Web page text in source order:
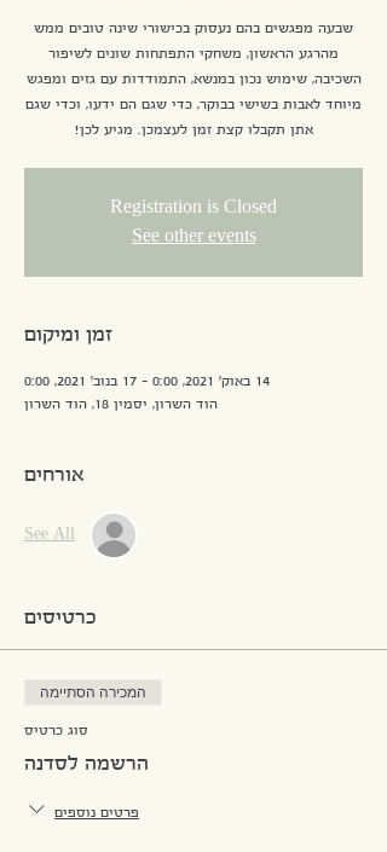
שבעה מפגשים בהם נעסוק בכישורי שינה טובים ממש
מהרגע הראשון, משחקי התפתחות שונים לשיפור
השכיבה, שימוש נכון במנשא, התמודדות עם גזים ומפגש
מיוחד לאבות בשישי בבוקר, כדי שגם הם ידעו, וכדי שגם
אתן תקבלו קצת זמן לעצמכן. מגיע לכן!
Registration is Closed
See other events
זמן ומיקום
14 באוק׳ 2021, 0:00 – 17 בנוב׳ 2021, 0:00
הוד השרון, יסמין 18, הוד השרון
אורחים
See All
כרטיסים
המכירה הסתיימה
סוג כרטיס
הרשמה לסדנה
פרטים נוספים